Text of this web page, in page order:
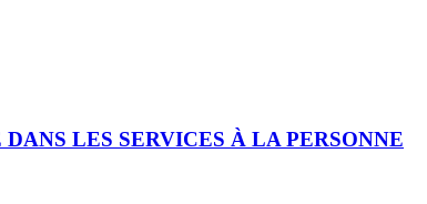
LES SERVICES À LA PERSONNE